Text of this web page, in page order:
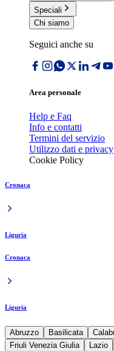
Speciali
Chi siamo
Seguici anche su
Area personale
Help e Faq
Info e contatti
Termini del servizio
Utilizzo dati e privacy
Cookie Policy
Cronaca
Liguria
Cronaca
Liguria
Abruzzo Basilicata
Friuli Venezia Giulia
Lazio